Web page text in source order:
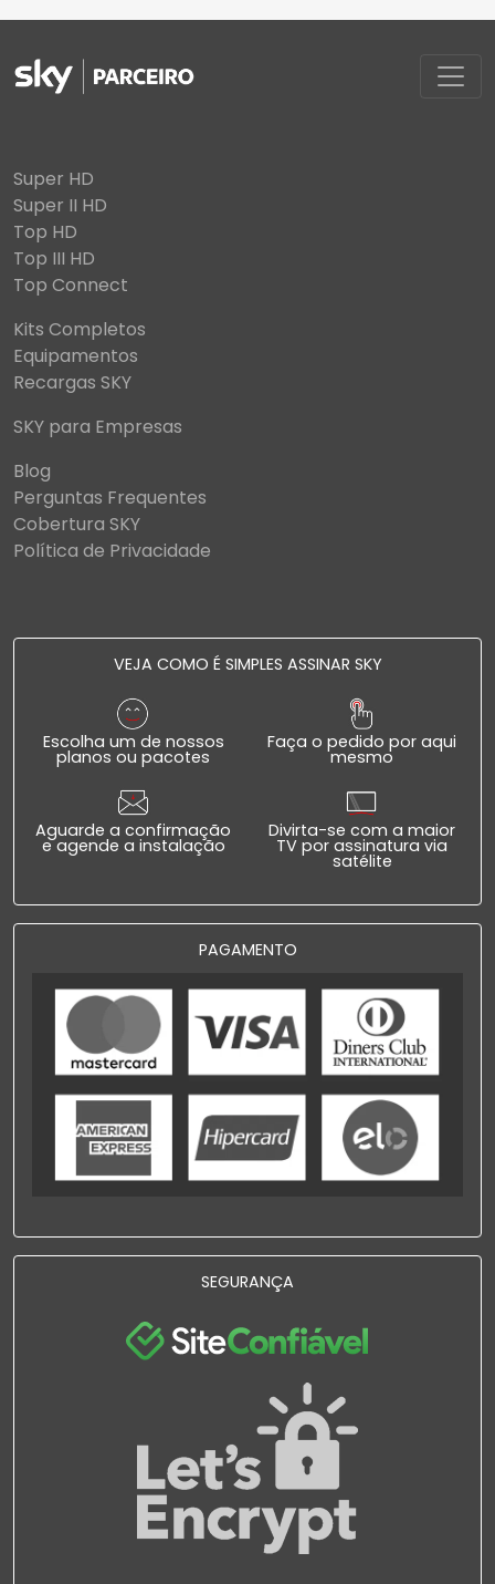
Super HD
Super II HD
Top HD
Top III HD
Top Connect
Kits Completos
Equipamentos
Recargas SKY
SKY para Empresas
Blog
Perguntas Frequentes
Cobertura SKY
Política de Privacidade
VEJA COMO É SIMPLES ASSINAR SKY
Escolha um de nossos
planos ou pacotes
Faça o pedido por aqui
mesmo
Aguarde a confirmação
e agende a instalação
Divirta-se com a maior
TV por assinatura via
satélite
PAGAMENTO
SEGURANÇA